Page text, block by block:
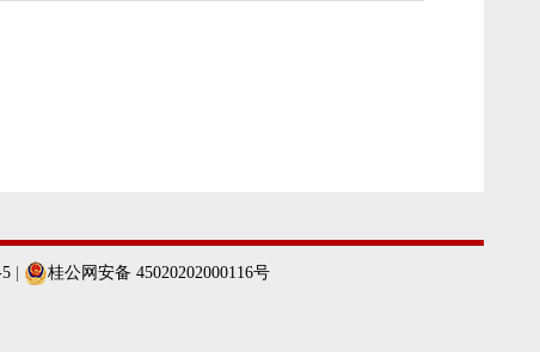
桂公网安备 45020202000116号